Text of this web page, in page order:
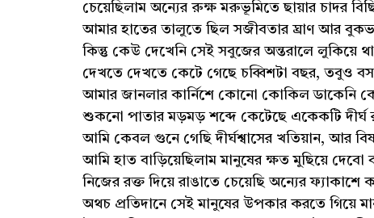
চেয়েছিলাম অন্যের রুক্ষ মরুভূমিতে ছায়ার চাদর
আমার হাতের তালুতে ছিল সজীবতার ঘ্রাণ আর
কিন্তু কেউ দেখেনি সেই সবুজের অন্তরালে লুকিয়ে
দেখতে দেখতে কেটে গেছে চব্বিশটা বছর, তবুও
আমার জানলার কার্নিশে কোনো কোকিল ডাকেনি
শুকনো পাতার মড়মড় শব্দে কেটেছে একেকটি দীর্ঘ
আমি কেবল গুনে গেছি দীর্ঘশ্বাসের খতিয়ান, আর
আমি হাত বাড়িয়েছিলাম মানুষের ক্ষত মুছিয়ে দেবো
নিজের রক্ত দিয়ে রাঙাতে চেয়েছি অন্যের ফ্যাকাশে
অথচ প্রতিদানে সেই মানুষের উপকার করতে গিয়ে